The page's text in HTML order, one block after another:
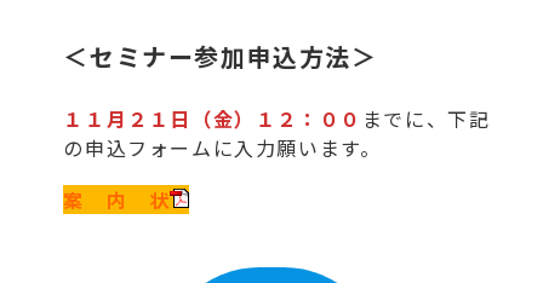
＜セミナー参加申込方法＞
１１月２１日（金）１２：００ までに、下記
の申込フォームに入力願います。
案 内 状